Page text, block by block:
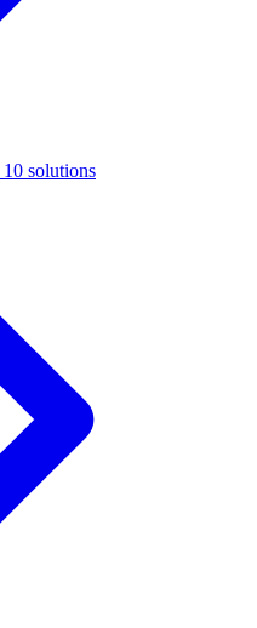
10 solutions